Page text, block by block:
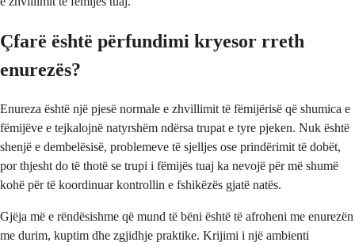
Çfarë është përfundimi kryesor rreth
enurezës?
Enureza është një pjesë normale e zhvillimit të fëmijërisë që shumica e
fëmijëve e tejkalojnë natyrshëm ndërsa trupat e tyre pjeken. Nuk është
shenjë e dembelësisë, problemeve të sjelljes ose prindërimit të dobët,
por thjesht do të thotë se trupi i fëmijës tuaj ka nevojë për më shumë
kohë për të koordinuar kontrollin e fshikëzës gjatë natës.
Gjëja më e rëndësishme që mund të bëni është të afroheni me enurezën
me durim, kuptim dhe zgjidhje praktike. Krijimi i një ambienti